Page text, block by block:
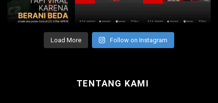
Load More Follow on Instagram
TENTANG KAMI